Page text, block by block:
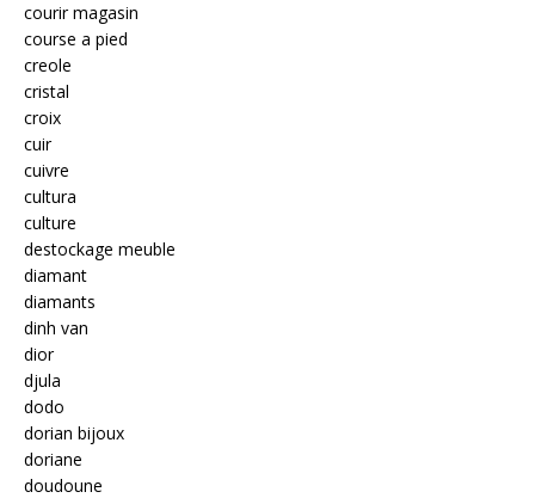
courir magasin
course a pied
creole
cristal
croix
cuir
cuivre
cultura
culture
destockage meuble
diamant
diamants
dinh van
dior
djula
dodo
dorian bijoux
doriane
doudoune